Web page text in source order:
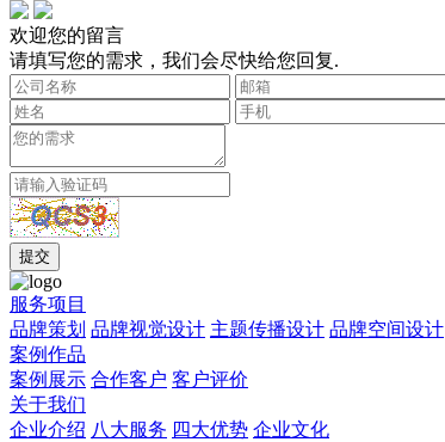
欢迎您的留言
请填写您的需求，我们会尽快给您回复.
服务项目
品牌策划 品牌视觉设计 主题传播设计 品牌空间设计
案例作品
案例展示 合作客户 客户评价
关于我们
企业介绍 八大服务 四大优势 企业文化